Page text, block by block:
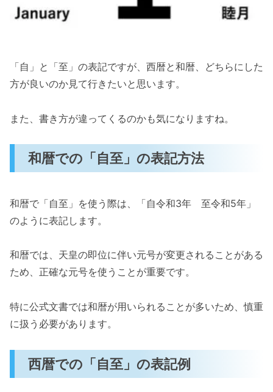
「自」と「至」の表記ですが、西暦と和暦、どちらにした
方が良いのか見て行きたいと思います。
また、書き方が違ってくるのかも気になりますね。
和暦での「自至」の表記方法
和暦で「自至」を使う際は、「自令和3年 至令和5年」
のように表記します。
和暦では、天皇の即位に伴い元号が変更されることがある
ため、正確な元号を使うことが重要です。
特に公式文書では和暦が用いられることが多いため、慎重
に扱う必要があります。
西暦での「自至」の表記例